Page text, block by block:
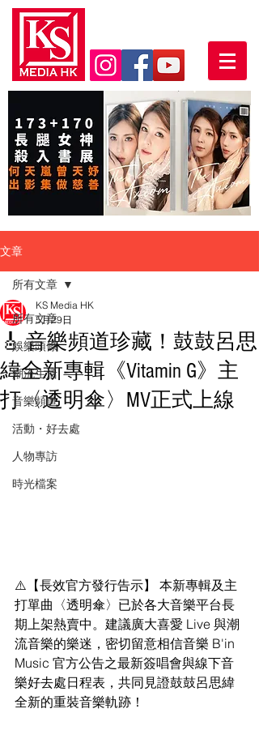
文章
所有文章
娛樂頭條
潮流生活
音樂頻道
活動・好去處
人物專訪
時光檔案
所有文章
🎸 音樂頻道珍藏！鼓鼓呂思
緯全新專輯《Vitamin G》主
打〈透明傘〉MV正式上線
KS Media HK
5月29日
⚠️【長效官方發行告示】 本新專輯及主
打單曲〈透明傘〉已於各大音樂平台長
期上架熱賣中。建議廣大喜愛 Live 與潮
流音樂的樂迷，密切留意相信音樂 B'in
Music 官方公告之最新簽唱會與線下音
樂好去處日程表，共同見證鼓鼓呂思緯
全新的重裝音樂軌跡！